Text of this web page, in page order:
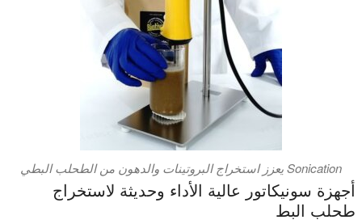
Sonication يعزز استخراج البروتينات والدهون من الطحلب البطي
أجهزة سونيكاتور عالية الأداء وحديثة لاستخراج
طحلب البط